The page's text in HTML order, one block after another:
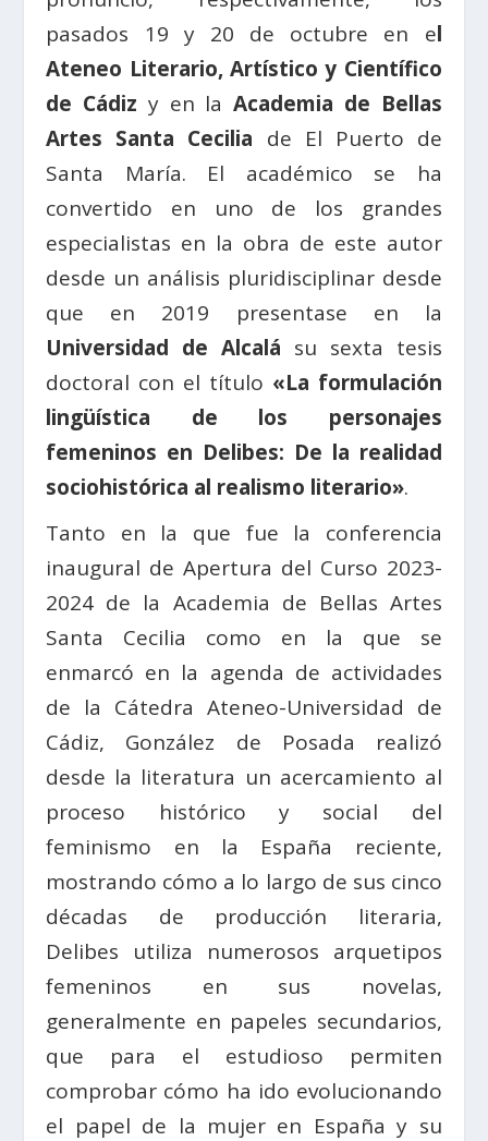
pasados 19 y 20 de octubre en el
Ateneo Literario, Artístico y Científico
de Cádiz y en laAcademia de Bellas
Artes Santa Cecilia de El Puerto de
Santa María. El académico se ha
convertido en uno de los grandes
especialistas en la obra de este autor
desde un análisis pluridisciplinar desde
que en 2019 presentase en la
Universidad de Alcalá su sexta tesis
doctoral con el título «La formulación
lingüística de los personajes
femeninos en Delibes: De la realidad
sociohistórica al realismo literario».
Tanto en la que fue la conferencia
inaugural de Apertura del Curso 2023-
2024 de la Academia de Bellas Artes
Santa Cecilia como en la que se
enmarcó en la agenda de actividades
de la Cátedra Ateneo-Universidad de
Cádiz, González de Posada realizó
desde la literatura un acercamiento al
proceso histórico y social del
feminismo en la España reciente,
mostrando cómo a lo largo de sus cinco
décadas de producción literaria,
Delibes utiliza numerosos arquetipos
femeninos en sus novelas,
generalmente en papeles secundarios,
que para el estudioso permiten
comprobar cómo ha ido evolucionando
el papel de la mujer en España y su